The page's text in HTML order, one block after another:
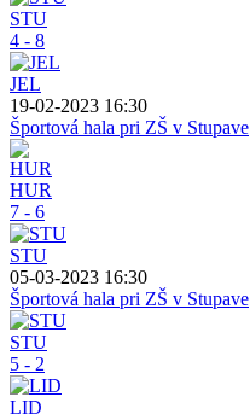
STU
4 - 8
JEL
19-02-2023 16:30
Športová hala pri ZŠ v Stupave
HUR
7 - 6
STU
05-03-2023 16:30
Športová hala pri ZŠ v Stupave
STU
5 - 2
LID